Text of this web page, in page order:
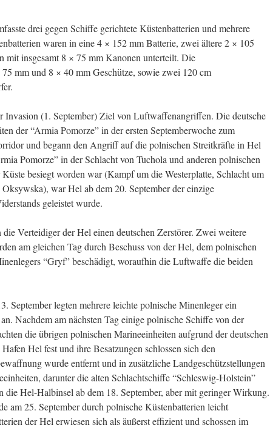
drei gegen Schiffe gerichtete Küstenbatterien und mehrere
waren in eine 4 × 152 mm Batterie, zwei ältere 2 × 105
mit insgesamt 8 × 75 mm Kanonen unterteilt. Die
mm und 8 × 40 mm Geschütze, sowie zwei 120 cm
Invasion (1. September) Ziel von Luftwaffenangriffen. Die deutsche
der “Armia Pomorze” in der ersten Septemberwoche zum
und begann den Angriff auf die polnischen Streitkräfte in Hel
Pomorze” in der Schlacht von Tuchola und anderen polnischen
besiegt worden war (Kampf um die Westerplatte, Schlacht um
war Hel ab dem 20. September der einzige
geleistet wurde.
die Verteidiger der Hel einen deutschen Zerstörer. Zwei weitere
am gleichen Tag durch Beschuss von der Hel, dem polnischen
“Gryf” beschädigt, woraufhin die Luftwaffe die beiden
September legten mehrere leichte polnische Minenleger ein
Nachdem am nächsten Tag einige polnische Schiffe von der
die übrigen polnischen Marineeinheiten aufgrund der deutschen
Hel fest und ihre Besatzungen schlossen sich den
wurde entfernt und in zusätzliche Landgeschützstellungen
darunter die alten Schlachtschiffe “Schleswig-Holstein”
die Hel-Halbinsel ab dem 18. September, aber mit geringer Wirkung.
am 25. September durch polnische Küstenbatterien leicht
der Hel erwiesen sich als äußerst effizient und schossen im